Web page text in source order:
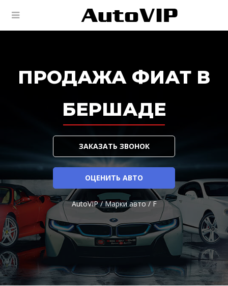
ПРОДАЖА ФИАТ В
БЕРШАДЕ
ЗАКАЗАТЬ ЗВОНОК
ОЦЕНИТЬ АВТО
AutoVIP/Марки авто/F